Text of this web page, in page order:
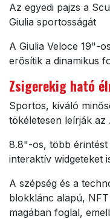
Az egyedi pajzs a
Giulia sportosságát
A Giulia Veloce 19"-
erősítik a dinamikus
Zsigerekig ható
Sportos, kiváló
tökéletesen leírják az
8.8"-os, több érintést
interaktív widgeteket
A szépség és a
blokklánc alapú,
magában foglal,